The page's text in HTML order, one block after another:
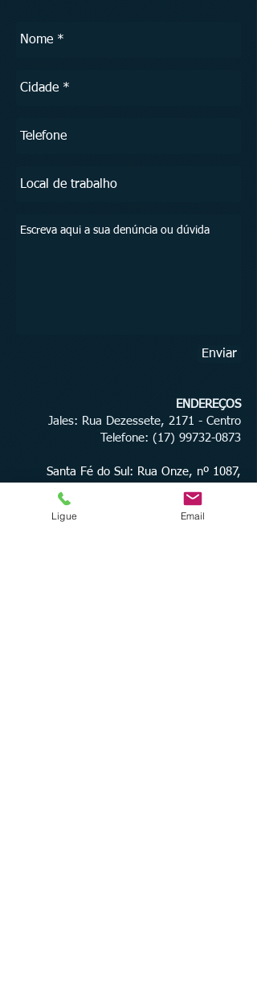
Enviar
ENDEREÇOS
Jales: Rua Dezessete, 2171 - Centro
Telefone: (17) 99732-0873
Santa Fé do Sul: Rua Onze, nº 1087,
(17) 99772-3793
Ligue Email